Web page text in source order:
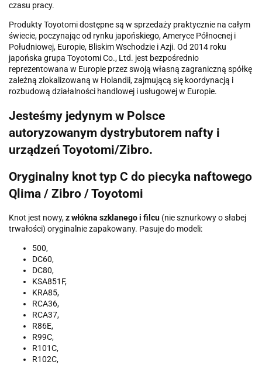
czasu pracy.
Produkty Toyotomi dostępne są w sprzedaży praktycznie na całym
świecie, poczynając od rynku japońskiego, Ameryce Północnej i
Południowej, Europie, Bliskim Wschodzie i Azji. Od 2014 roku
japońska grupa Toyotomi Co., Ltd. jest bezpośrednio
reprezentowana w Europie przez swoją własną zagraniczną spółkę
zależną zlokalizowaną w Holandii, zajmującą się koordynacją i
rozbudową działalności handlowej i usługowej w Europie.
Jesteśmy jedynym w Polsce
autoryzowanym dystrybutorem nafty i
urządzeń Toyotomi/Zibro.
Oryginalny knot typ C do piecyka naftowego
Qlima / Zibro / Toyotomi
Knot jest nowy,z włókna szklanego i filcu (nie sznurkowy o słabej
trwałości) oryginalnie zapakowany. Pasuje do modeli:
500,
DC60,
DC80,
KSA851F,
KRA85,
RCA36,
RCA37,
R86E,
R99C,
R101C,
R102C,